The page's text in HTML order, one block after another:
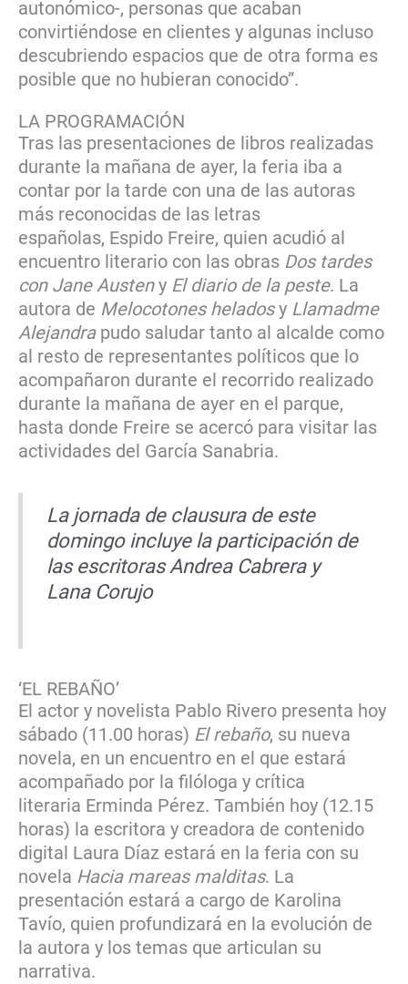
autonómico-, personas que acaban
convirtiéndose en clientes y algunas incluso
descubriendo espacios que de otra forma es
posible que no hubieran conocido”.
LA PROGRAMACIÓN
Tras las presentaciones de libros realizadas
durante la mañana de ayer, la feria iba a
contar por la tarde con una de las autoras
más reconocidas de las letras
españolas, Espido Freire, quien acudió al
encuentro literario con las obras Dos tardes
con Jane Austeny El diario de la peste. La
autora de Melocotones heladosy Llamadme
Alejandra pudo saludar tanto al alcalde como
al resto de representantes políticos que lo
acompañaron durante el recorrido realizado
durante la mañana de ayer en el parque,
hasta donde Freire se acercó para visitar las
actividades del García Sanabria.
La jornada de clausura de este
domingo incluye la participación de
las escritoras Andrea Cabrera y
Lana Corujo
‘EL REBAÑO’
El actor y novelista Pablo Rivero presenta hoy
sábado (11.00 horas) El rebaño, su nueva
novela, en un encuentro en el que estará
acompañado por la filóloga y crítica
literaria Erminda Pérez. También hoy (12.15
horas) la escritora y creadora de contenido
digital Laura Díaz estará en la feria con su
novela Hacia mareas malditas. La
presentación estará a cargo de Karolina
Tavío, quien profundizará en la evolución de
la autora y los temas que articulan su
narrativa.